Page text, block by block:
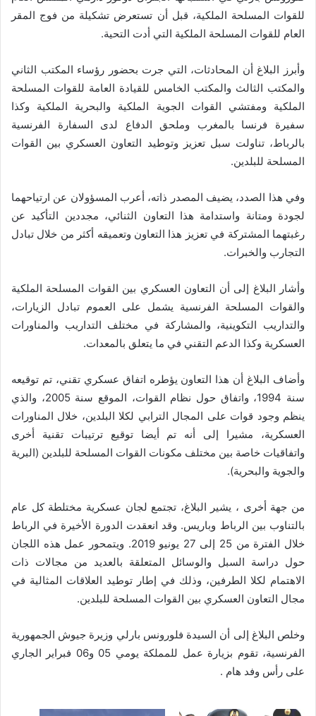
للقوات المسلحة الملكية، قبل أن تستعرض تشكيلة من فوج المقر
العام للقوات المسلحة الملكية التي أدت التحية.
وأبرز البلاغ أن المحادثات، التي جرت بحضور رؤساء المكتب الثاني
والمكتب الثالث والمكتب الخامس للقيادة العامة للقوات المسلحة
الملكية ومفتشي القوات الجوية الملكية والبحرية الملكية وكذا
سفيرة فرنسا بالمغرب وملحق الدفاع لدى السفارة الفرنسية
بالرباط، تناولت سبل تعزيز وتوطيد التعاون العسكري بين القوات
المسلحة للبلدين.
وفي هذا الصدد، يضيف المصدر ذاته، أعرب المسؤولان عن ارتياحهما
لجودة ومتانة واستدامة هذا التعاون الثنائي، مجددين التأكيد عن
رغبتهما المشتركة في تعزيز هذا التعاون وتعميقه أكثر من خلال تبادل
التجارب والخبرات.
وأشار البلاغ إلى أن التعاون العسكري بين القوات المسلحة الملكية
والقوات المسلحة الفرنسية يشمل على العموم تبادل الزيارات،
والتداريب التكوينية، والمشاركة في مختلف التداريب والمناورات
العسكرية وكذا الدعم التقني في ما يتعلق بالمعدات.
وأضاف البلاغ أن هذا التعاون يؤطره اتفاق عسكري تقني، تم توقيعه
سنة 1994، واتفاق حول نظام القوات، الموقع سنة 2005، والذي
ينظم وجود قوات على المجال الترابي لكلا البلدين، خلال المناورات
العسكرية، مشيرا إلى أنه تم أيضا توقيع ترتيبات تقنية أخرى
واتفاقيات خاصة بين مختلف مكونات القوات المسلحة للبلدين (البرية
والجوية والبحرية).
من جهة أخرى ، يشير البلاغ، تجتمع لجان عسكرية مختلطة كل عام
بالتناوب بين الرباط وباريس. وقد انعقدت الدورة الأخيرة في الرباط
خلال الفترة من 25 إلى 27 يونيو 2019. ويتمحور عمل هذه اللجان
حول دراسة السبل والوسائل المتعلقة بالعديد من مجالات ذات
الاهتمام لكلا الطرفين، وذلك في إطار توطيد العلاقات المثالية في
مجال التعاون العسكري بين القوات المسلحة للبلدين.
وخلص البلاغ إلى أن السيدة فلورونس بارلي وزيرة جيوش الجمهورية
الفرنسية، تقوم بزيارة عمل للمملكة يومي 05 و06 فبراير الجاري
على رأس وفد هام .